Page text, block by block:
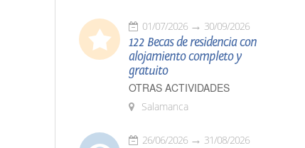
01/07/2026 30/09/2026
122 Becas de residencia con
alojamiento completo y
gratuito
OTRAS ACTIVIDADES
Salamanca
26/06/2026 31/08/2026